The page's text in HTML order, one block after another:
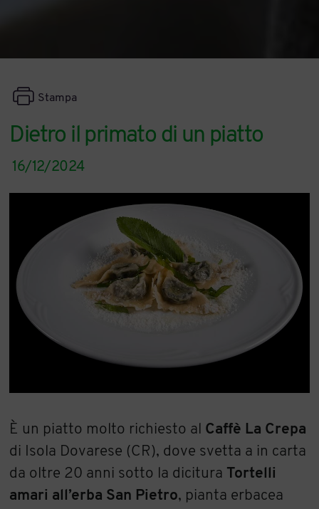
Dietro il primato di un piatto
Stampa
16/12/2024
È un piatto molto richiesto al Caffè La Crepa
di Isola Dovarese (CR), dove svetta a in carta
da oltre 20 anni sotto la dicitura Tortelli
amari all’erba San Pietro, pianta erbacea